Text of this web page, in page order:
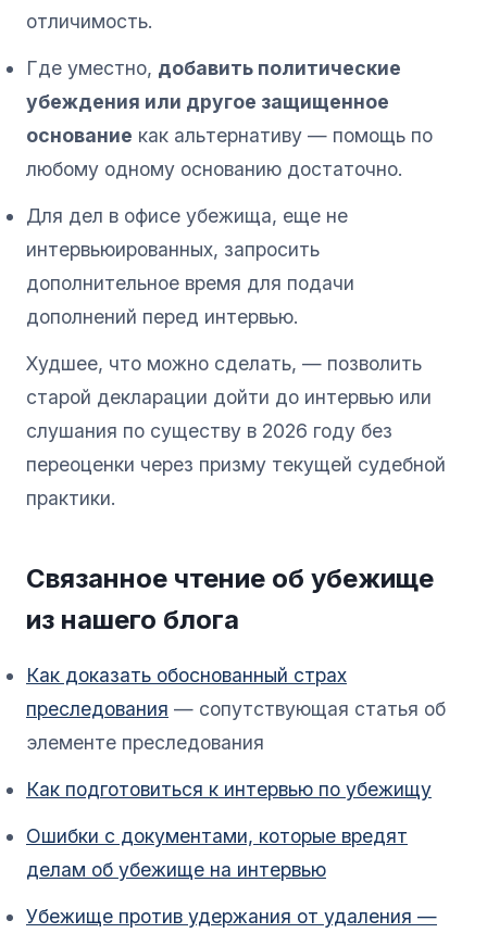
отличимость.
Где уместно, добавить политические
убеждения или другое защищенное
основание как альтернативу — помощь по
любому одному основанию достаточно.
Для дел в офисе убежища, еще не
интервьюированных, запросить
дополнительное время для подачи
дополнений перед интервью.
Худшее, что можно сделать, — позволить
старой декларации дойти до интервью или
слушания по существу в 2026 году без
переоценки через призму текущей судебной
практики.
Связанное чтение об убежище
из нашего блога
Как доказать обоснованный страх
преследования — сопутствующая статья об
элементе преследования
Как подготовиться к интервью по убежищу
Ошибки с документами, которые вредят
делам об убежище на интервью
Убежище против удержания от удаления —